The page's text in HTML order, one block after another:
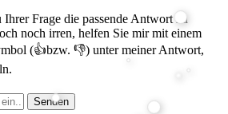
Ihrer Frage die passende Antwort zu
noch irren, helfen Sie mir mit einem
(👍bzw. 👎) unter meiner Antwort,
Senden